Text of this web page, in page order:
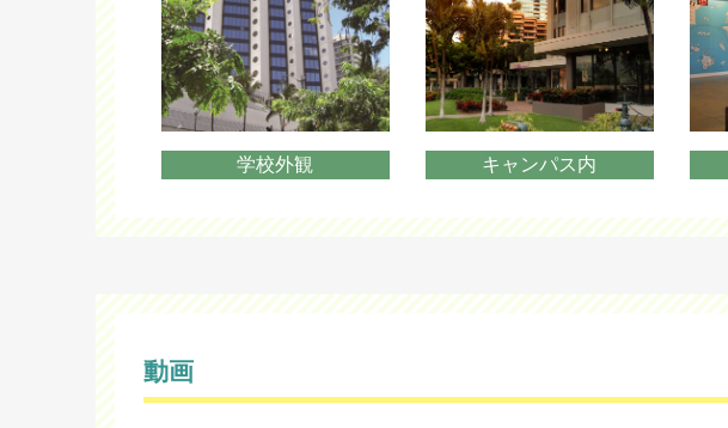
学校外観 キャンパス内
動画